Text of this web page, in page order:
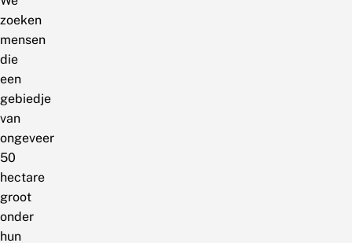
zoeken
mensen
die
een
gebiedje
van
ongeveer
50
hectare
groot
onder
hun